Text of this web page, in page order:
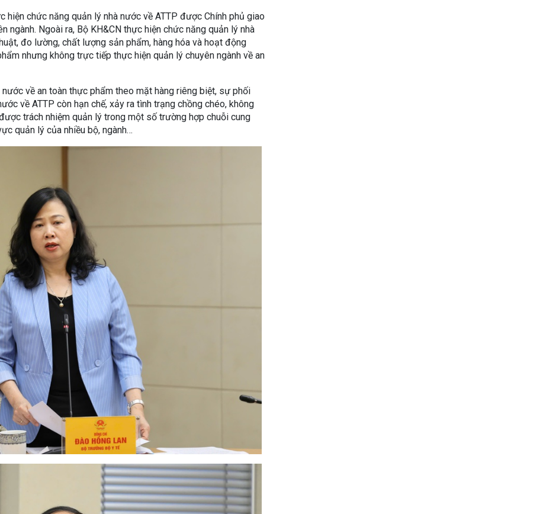
hiện chức năng quản lý nhà nước về ATTP được Chính phủ giao
ngành. Ngoài ra, Bộ KH&CN thực hiện chức năng quản lý nhà
đo lường, chất lượng sản phẩm, hàng hóa và hoạt động
nhưng không trực tiếp thực hiện quản lý chuyên ngành về an
về an toàn thực phẩm theo mặt hàng riêng biệt, sự phối
về ATTP còn hạn chế, xảy ra tình trạng chồng chéo, không
trách nhiệm quản lý trong một số trường hợp chuỗi cung
quản lý của nhiều bộ, ngành…